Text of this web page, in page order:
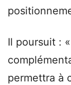
Il poursuit :
permettra à